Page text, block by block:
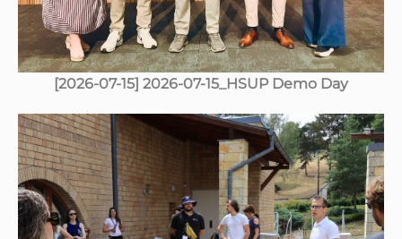
[2026-07-15] 2026-07-15_HSUP Demo Day